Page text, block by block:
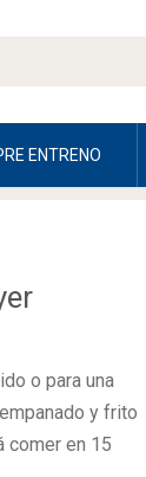
ENTRENO
o para una
y frito
comer en 15